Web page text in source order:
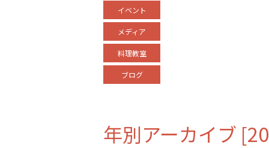
イベント
メディア
料理教室
ブログ
年別アーカイブ